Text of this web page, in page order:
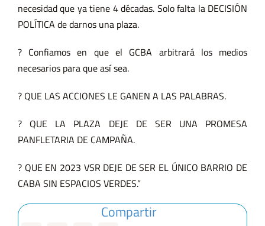
necesidad que ya tiene 4 décadas. Solo falta la DECISIÓN
POLÍTICA de darnos una plaza.
? Confiamos en que el GCBA arbitrará los medios
necesarios para que así sea.
? QUE LAS ACCIONES LE GANEN A LAS PALABRAS.
? QUE LA PLAZA DEJE DE SER UNA PROMESA
PANFLETARIA DE CAMPAÑA.
? QUE EN 2023 VSR DEJE DE SER EL ÚNICO BARRIO DE
CABA SIN ESPACIOS VERDES.”
Compartir